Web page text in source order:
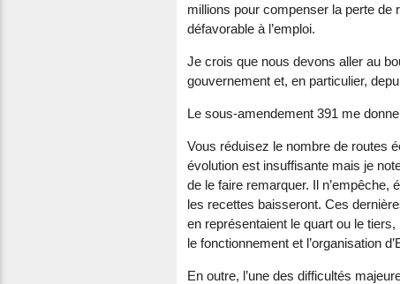
millions pour compenser la perte de
défavorable à l’emploi.
Je crois que nous devons aller au
gouvernement et, en particulier,
Le sous-amendement 391 me
Vous réduisez le nombre de routes
évolution est insuffisante mais je
de le faire remarquer. Il n’empêche,
les recettes baisseront. Ces
en représentaient le quart ou le
le fonctionnement et l’organisation
En outre, l’une des difficultés